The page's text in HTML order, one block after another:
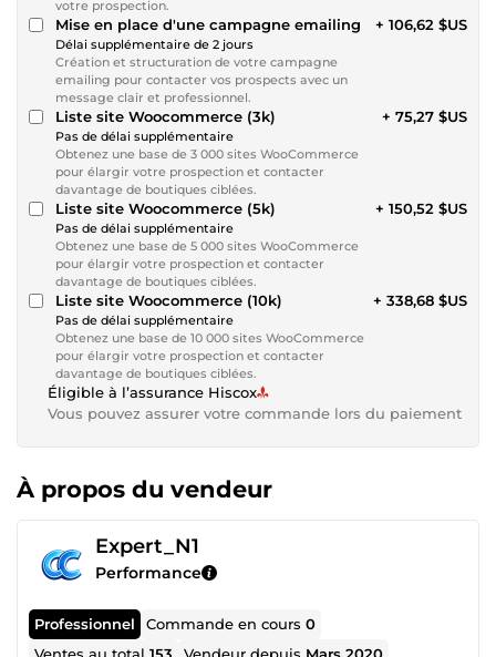
votre prospection.
Mise en place d'une campagne emailing
Délai supplémentaire de 2 jours
Création et structuration de votre campagne
emailing pour contacter vos prospects avec un
message clair et professionnel.
+ 106,62 $US
Liste site Woocommerce (3k)
Pas de délai supplémentaire
Obtenez une base de 3 000 sites WooCommerce
pour élargir votre prospection et contacter
davantage de boutiques ciblées.
+ 75,27 $US
Liste site Woocommerce (5k)
Pas de délai supplémentaire
Obtenez une base de 5 000 sites WooCommerce
pour élargir votre prospection et contacter
davantage de boutiques ciblées.
+ 150,52 $US
Liste site Woocommerce (10k)
Pas de délai supplémentaire
Obtenez une base de 10 000 sites WooCommerce
pour élargir votre prospection et contacter
davantage de boutiques ciblées.
+ 338,68 $US
Éligible à l’assurance Hiscox
Vous pouvez assurer votre commande lors du paiement
À propos du vendeur
Expert_N1
Performance
Professionnel Commande en cours0